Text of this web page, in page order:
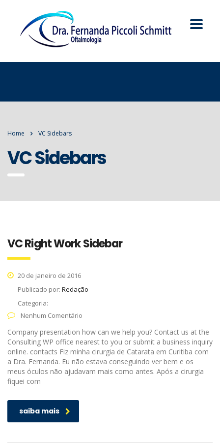
Home VC Sidebars
VC Sidebars
VC Right Work Sidebar
20 de janeiro de 2016
Publicado por: Redação
Categoria:
Nenhum Comentário
Company presentation how can we help you? Contact us at the
Consulting WP office nearest to you or submit a business inquiry
online. contacts Fiz minha cirurgia de Catarata em Curitiba com
a Dra. Fernanda. Eu não estava conseguindo ver bem e os
meus óculos não ajudavam mais como antes. Após a cirurgia
fiquei com
saiba mais